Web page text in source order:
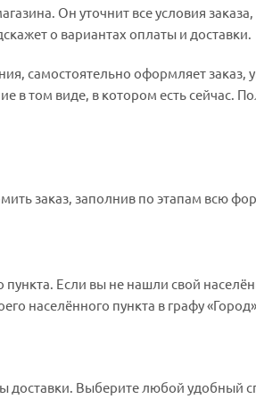
Он уточнит все условия
о вариантах оплаты и доставки.
самостоятельно оформляет заказ,
том виде, в котором есть сейчас.
заказ, заполнив по этапам всю
Если вы не нашли свой
населённого пункта в графу
доставки. Выберите любой удобный